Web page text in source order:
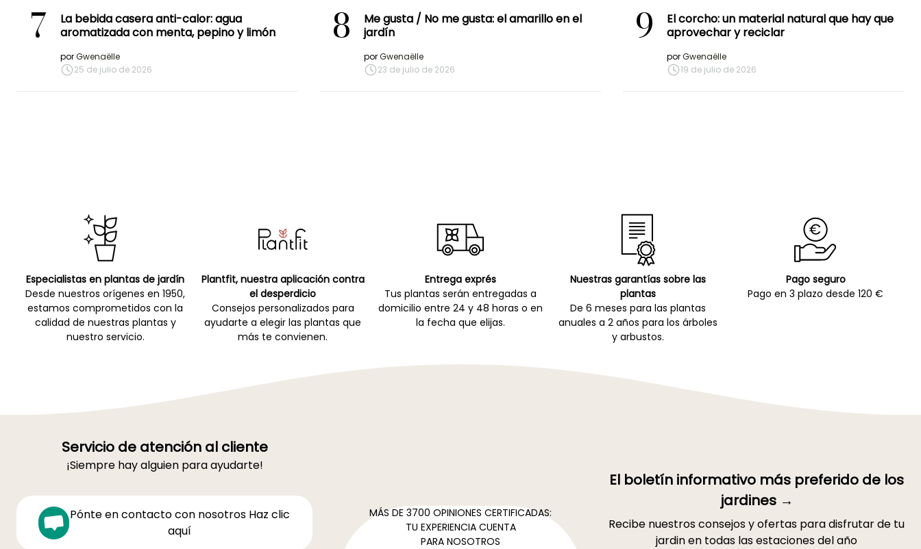
7
La bebida casera anti-calor: agua
aromatizada con menta, pepino y limón
porGwenaëlle
25 de julio de 2026
8
Me gusta / No me gusta: el amarillo en el
jardín
porGwenaëlle
23 de julio de 2026
9
El corcho: un material natural que hay que
aprovechar y reciclar
porGwenaëlle
19 de julio de 2026
Especialistas en plantas de jardín
Desde nuestros orígenes en 1950,
estamos comprometidos con la
calidad de nuestras plantas y
nuestro servicio.
Plantfit, nuestra aplicación contra
el desperdicio
Consejos personalizados para
ayudarte a elegir las plantas que
más te convienen.
Entrega exprés
Tus plantas serán entregadas a
domicilio entre 24 y 48 horas o en
la fecha que elijas.
Nuestras garantías sobre las
plantas
De 6 meses para las plantas
anuales a 2 años para los árboles
y arbustos.
Pago seguro
Pago en 3 plazo desde 120 €
Servicio de atención al cliente
¡Siempre hay alguien para ayudarte!
Pónte en contacto con nosotros Haz clic
aquí
MÁS DE 3700 OPINIONES CERTIFICADAS:
TU EXPERIENCIA CUENTA
PARA NOSOTROS
El boletín informativo más preferido de los
jardines →
Recibe nuestros consejos y ofertas para disfrutar de tu
jardin en todas las estaciones del año